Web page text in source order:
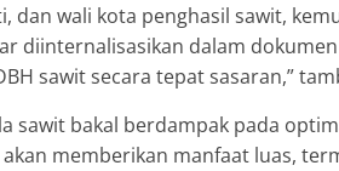
dan wali kota penghasil sawit,
diinternalisasikan dalam
sawit secara tepat sasaran,”
sawit bakal berdampak pada
memberikan manfaat luas,